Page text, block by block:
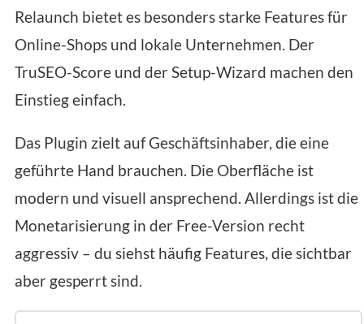
Relaunch bietet es besonders starke Features für
Online-Shops und lokale Unternehmen. Der
TruSEO-Score und der Setup-Wizard machen den
Einstieg einfach.
Das Plugin zielt auf Geschäftsinhaber, die eine
geführte Hand brauchen. Die Oberfläche ist
modern und visuell ansprechend. Allerdings ist die
Monetarisierung in der Free-Version recht
aggressiv – du siehst häufig Features, die sichtbar
aber gesperrt sind.